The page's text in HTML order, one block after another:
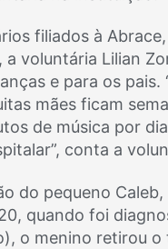
filiados à
voluntária Lilian
e para os pais.
mães ficam
de música por
conta a
do pequeno
quando foi
o menino retirou o